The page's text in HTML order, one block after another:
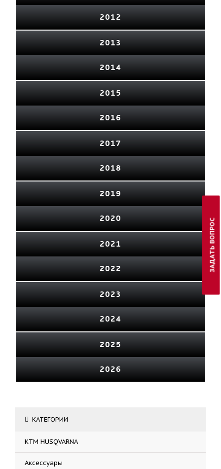
2012
2013
2014
2015
2016
2017
2018
2019
2020
2021
2022
2023
2024
2025
2026
КАТЕГОРИИ
KTM HUSQVARNA
Аксессуары
ЗАДАТЬ ВОПРОС